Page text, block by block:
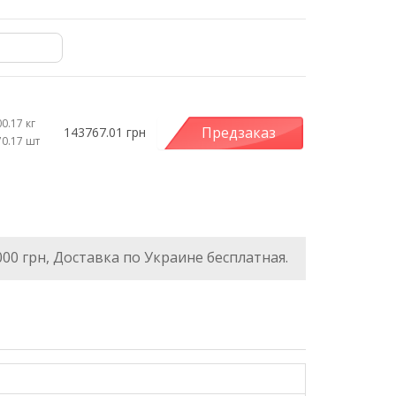
кг
шт
143767.01 грн Предзаказ
грн, Доставка по Украине бесплатная.